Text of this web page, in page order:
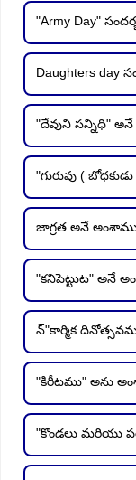
"Army Day"
Daughters day
"దేవుని సన్నిధి"
"గురువు (
జాగ్రత అనే
"కనిపెట్టుట" అనే
న్"కార్మిక
"కిరీటము" అను
"కొండలు మరియు